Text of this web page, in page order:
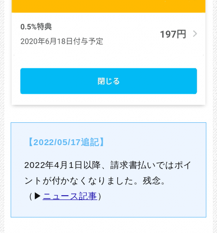
【2022/05/17追記】
2022年4月1日以降、請求書払いではポイ
ントが付かなくなりました。残念。
（▶ ニュース記事 ）